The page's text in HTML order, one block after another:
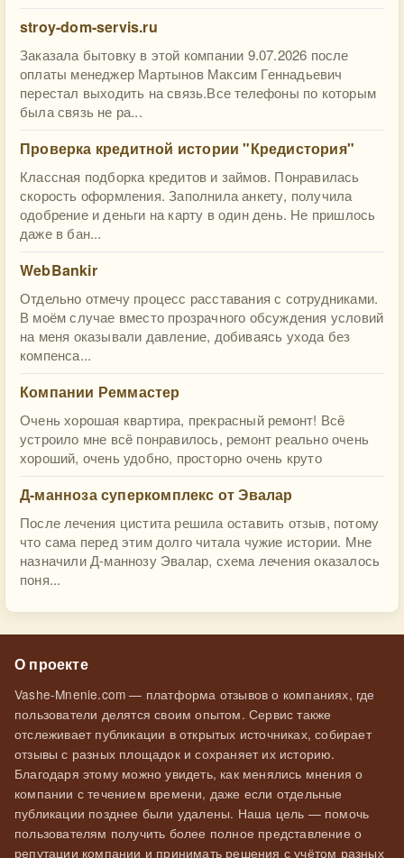
stroy-dom-servis.ru
Заказала бытовку в этой компании 9.07.2026 после
оплаты менеджер Мартынов Максим Геннадьевич
перестал выходить на связь.Все телефоны по которым
была связь не ра...
Проверка кредитной истории "Кредистория"
Классная подборка кредитов и займов. Понравилась
скорость оформления. Заполнила анкету, получила
одобрение и деньги на карту в один день. Не пришлось
даже в бан...
WebBankir
Отдельно отмечу процесс расставания с сотрудниками.
В моём случае вместо прозрачного обсуждения условий
на меня оказывали давление, добиваясь ухода без
компенса...
Компании Реммастер
Очень хорошая квартира, прекрасный ремонт! Всë
устроило мне всë понравилось, ремонт реально очень
хороший, очень удобно, просторно очень круто
Д-манноза суперкомплекс от Эвалар
После лечения цистита решила оставить отзыв, потому
что сама перед этим долго читала чужие истории. Мне
назначили Д-маннозу Эвалар, схема лечения оказалось
поня...
О проекте
Vashe-Mnenie.com — платформа отзывов о компаниях, где
пользователи делятся своим опытом. Сервис также
отслеживает публикации в открытых источниках, собирает
отзывы с разных площадок и сохраняет их историю.
Благодаря этому можно увидеть, как менялись мнения о
компании с течением времени, даже если отдельные
публикации позднее были удалены. Наша цель — помочь
пользователям получить более полное представление о
репутации компании и принимать решения с учётом разных